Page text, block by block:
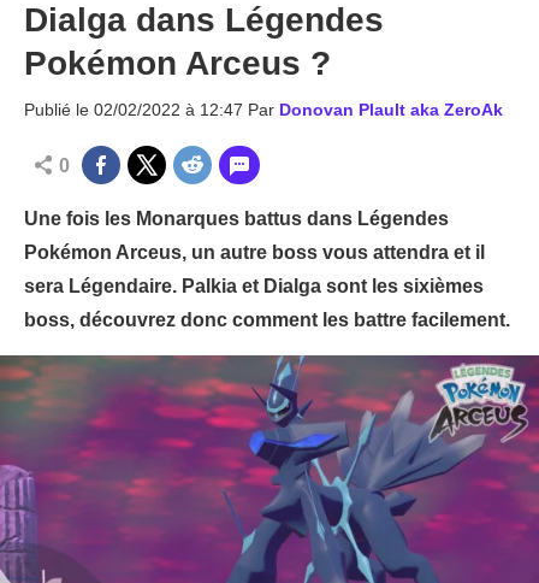
Dialga dans Légendes
Pokémon Arceus ?
Publié le 02/02/2022 à 12:47 Par Donovan Plault aka ZeroAk
0
Une fois les Monarques battus dans Légendes
Pokémon Arceus, un autre boss vous attendra et il
sera Légendaire. Palkia et Dialga sont les sixièmes
boss, découvrez donc comment les battre facilement.